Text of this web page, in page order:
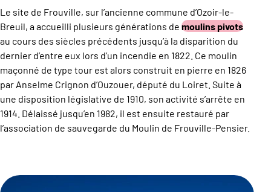
Le site de Frouville, sur l’ancienne commune d’Ozoir-le-
Breuil, a accueilli plusieurs générations de moulins pivots
au cours des siècles précédents jusqu’à la disparition du
dernier d’entre eux lors d’un incendie en 1822. Ce moulin
maçonné de type tour est alors construit en pierre en 1826
par Anselme Crignon d’Ouzouer, député du Loiret. Suite à
une disposition législative de 1910, son activité s’arrête en
1914. Délaissé jusqu’en 1982, il est ensuite restauré par
l’association de sauvegarde du Moulin de Frouville-Pensier.